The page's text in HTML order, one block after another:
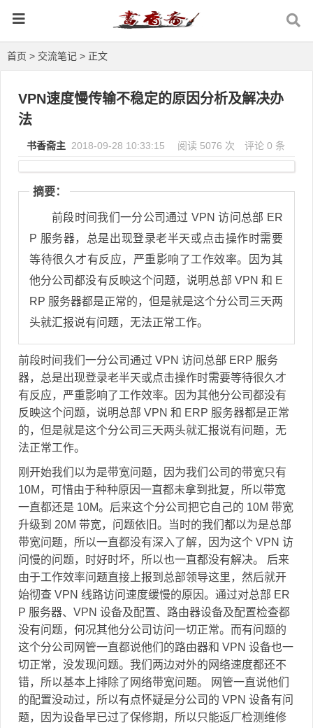
首页 > 交流笔记 > 正文
VPN速度慢传输不稳定的原因分析及解决办
法
书香斋主 2018-09-28 10:33:15 阅读 5076 次 评论 0 条
摘要：
前段时间我们一分公司通过 VPN 访问总部 ER
P 服务器，总是出现登录老半天或点击操作时需要
等待很久才有反应，严重影响了工作效率。因为其
他分公司都没有反映这个问题，说明总部 VPN 和 E
RP 服务器都是正常的，但是就是这个分公司三天两
头就汇报说有问题，无法正常工作。
前段时间我们一分公司通过 VPN 访问总部 ERP 服务
器，总是出现登录老半天或点击操作时需要等待很久才
有反应，严重影响了工作效率。因为其他分公司都没有
反映这个问题，说明总部 VPN 和 ERP 服务器都是正常
的，但是就是这个分公司三天两头就汇报说有问题，无
法正常工作。
刚开始我们以为是带宽问题，因为我们公司的带宽只有
10M，可惜由于种种原因一直都未拿到批复，所以带宽
一直都还是 10M。后来这个分公司把它自己的 10M 带宽
升级到 20M 带宽，问题依旧。当时的我们都以为是总部
带宽问题，所以一直都没有深入了解，因为这个 VPN 访
问慢的问题，时好时坏，所以也一直都没有解决。 后来
由于工作效率问题直接上报到总部领导这里，然后就开
始彻查 VPN 线路访问速度缓慢的原因。通过对总部 ER
P 服务器、VPN 设备及配置、路由器设备及配置检查都
没有问题，何况其他分公司访问一切正常。而有问题的
这个分公司网管一直都说他们的路由器和 VPN 设备也一
切正常，没发现问题。我们两边对外的网络速度都还不
错，所以基本上排除了网络带宽问题。 网管一直说他们
的配置没动过，所以有点怀疑是分公司的 VPN 设备有问
题，因为设备早已过了保修期，所以只能返厂检测维修